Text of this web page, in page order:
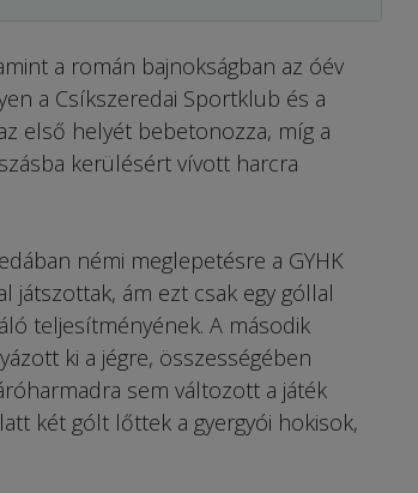
a román bajnokságban az óév
a Csíkszeredai Sportklub és a
első helyét bebetonozza, míg a
kerülésért vívott harcra
némi meglepetésre a GYHK
játszottak, ám ezt csak egy góllal
teljesítményének. A második
ki a jégre, összességében
sem változott a játék
két gólt lőttek a gyergyói hokisok,